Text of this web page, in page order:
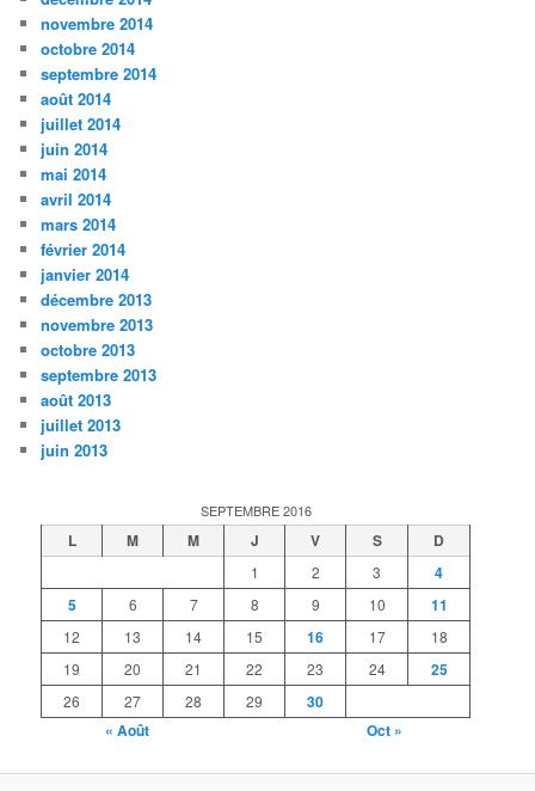
novembre 2014
octobre 2014
septembre 2014
août 2014
juillet 2014
juin 2014
mai 2014
avril 2014
mars 2014
février 2014
janvier 2014
décembre 2013
novembre 2013
octobre 2013
septembre 2013
août 2013
juillet 2013
juin 2013
SEPTEMBRE 2016
L M M J V S D
1 2 3
4
5
6 7 8 9 10 11
12 13 14 15 16 17
18
19
20 21 22 23 24 25
26 27 28 29
30
« Août
Oct »